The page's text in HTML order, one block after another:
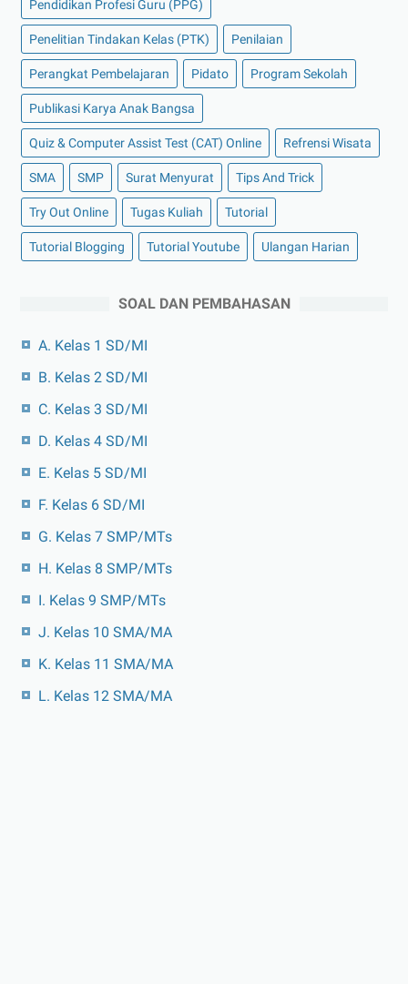
Pendidikan Profesi Guru (PPG)
Penelitian Tindakan Kelas (PTK) Penilaian
Perangkat Pembelajaran Pidato Program Sekolah
Publikasi Karya Anak Bangsa
Quiz & Computer Assist Test (CAT) Online Refrensi Wisata
SMA SMP Surat Menyurat Tips And Trick
Try Out Online Tugas Kuliah Tutorial
Tutorial Blogging Tutorial Youtube Ulangan Harian
SOAL DAN PEMBAHASAN
A. Kelas 1 SD/MI
B. Kelas 2 SD/MI
C. Kelas 3 SD/MI
D. Kelas 4 SD/MI
E. Kelas 5 SD/MI
F. Kelas 6 SD/MI
G. Kelas 7 SMP/MTs
H. Kelas 8 SMP/MTs
I. Kelas 9 SMP/MTs
J. Kelas 10 SMA/MA
K. Kelas 11 SMA/MA
L. Kelas 12 SMA/MA